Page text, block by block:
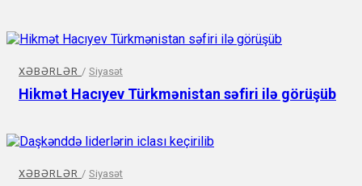
XƏBƏRLƏR / Siyasət
Hikmət Hacıyev Türkmənistan səfiri ilə görüşüb
XƏBƏRLƏR / Siyasət